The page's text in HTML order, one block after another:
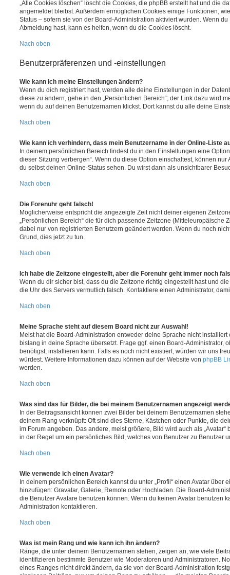
„Alle Cookies löschen“ löscht die Cookies, die phpBB erstellt hat und die
angemeldet bleibst. Außerdem ermöglichen Cookies einige Funktionen,
Status – sofern sie von der Board-Administration aktiviert wurden. Wenn
Abmeldung hast, kann es helfen, wenn du die Cookies löscht.
Nach oben
Benutzerpräferenzen und -einstellungen
Wie kann ich meine Einstellungen ändern?
Wenn du dich registriert hast, werden alle deine Einstellungen in der
diese zu ändern, gehe in den „Persönlichen Bereich“; der Link dazu wird
wenn du auf deinen Benutzernamen klickst. Dort kannst du alle deine
Nach oben
Wie kann ich verhindern, dass mein Benutzername in der Online-Liste
In deinem persönlichen Bereich findest du in den Einstellungen eine
dieser Sitzung verbergen“. Wenn du diese Option einschaltest, können
du selbst deinen Online-Status sehen. Du wirst dann als unsichtbarer
Nach oben
Die Forenuhr geht falsch!
Möglicherweise entspricht die angezeigte Zeit nicht deiner eigenen
„Persönlichen Bereich“ die für dich passende Zeitzone (Mitteleuropäische
dabei nur von registrierten Benutzern geändert werden. Wenn du noch
Grund, dies jetzt zu tun.
Nach oben
Ich habe die Zeitzone eingestellt, aber die Forenuhr geht immer noch
Wenn du dir sicher bist, dass du die Zeitzone richtig eingestellt hast und
die Uhr des Servers vermutlich falsch. Kontaktiere einen Administrator,
Nach oben
Meine Sprache steht auf diesem Board nicht zur Auswahl!
Meist hat die Board-Administration entweder deine Sprache nicht
bislang in deine Sprache übersetzt. Frage ggf. einen Board-Administrator,
benötigst, installieren kann. Falls es noch nicht existiert, würden wir uns
würdest. Weitere Informationen dazu können auf der Website von phpBB
werden.
Nach oben
Was sind das für Bilder, die bei meinem Benutzernamen angezeigt
In der Beitragsansicht können zwei Bilder bei deinem Benutzernamen
deinem Rang verknüpft: Oft sind dies Sterne, Kästchen oder Punkte, die
im Forum angeben. Das andere, meist größere, Bild wird auch als
in der Regel um ein persönliches Bild, welches von Benutzer zu Benutzer
Nach oben
Wie verwende ich einen Avatar?
In deinem persönlichen Bereich kannst du unter „Profil“ einen Avatar über
hinzufügen: Gravatar, Galerie, Remote oder Hochladen. Die Board-
die Benutzer Avatare benutzen können. Wenn du keinen Avatar benutzen
Administration kontaktieren.
Nach oben
Was ist mein Rang und wie kann ich ihn ändern?
Ränge, die unter deinem Benutzernamen stehen, zeigen an, wie viele
identifizieren bestimmte Benutzer wie Moderatoren und Administratoren.
eines Ranges nicht direkt ändern, da sie von der Board-Administration